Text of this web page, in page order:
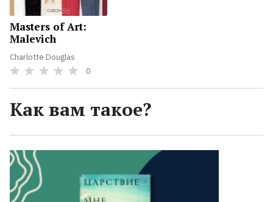
Masters of Art:
Malevich
Charlotte Douglas
0
Как вам такое?